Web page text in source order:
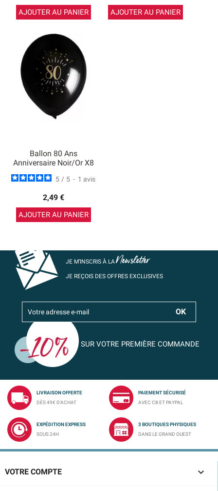
AJOUTER AU PANIER AJOUTER AU PANIER
Ballon 80 Ans
Anniversaire Noir/Or X8
5 / 5 - 1 avis
2,49 €
AJOUTER AU PANIER
JE M’INSCRIS À LANewsletter
JE REÇOIS DES OFFRES EXCLUSIVES
SUR VOTRE PREMIÈRE COMMANDE
LIVRAISON OFFERTE
DÈS 49€ D'ACHAT
PAIEMENT SÉCURISÉ
AVEC CB ET PAYPAL
EXPÉDITION EXPRESS
SOUS 24H
3 BOUTIQUES PHYSIQUES
DANS LE GRAND OUEST
VOTRE COMPTE 